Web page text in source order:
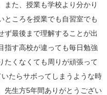
また、授業も学校より分かり
ところを授業でも自習室でも
ず最後まで理解することが出
指す高校が違っても毎日勉強
たくなくても周りが頑張って
いたらサボってしまうような時
先生方5年間ありがとうござい